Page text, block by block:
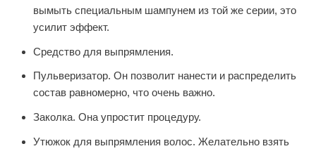
вымыть специальным шампунем из той же серии, это
усилит эффект.
Средство для выпрямления.
Пульверизатор. Он позволит нанести и распределить
состав равномерно, что очень важно.
Заколка. Она упростит процедуру.
Утюжок для выпрямления волос. Желательно взять